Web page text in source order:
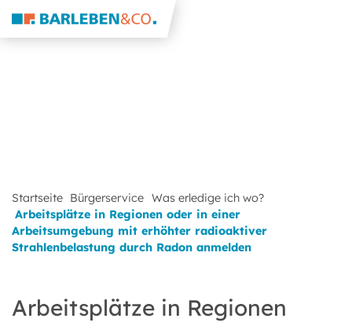
Startseite Bürgerservice Was erledige ich wo?
Arbeitsplätze in Regionen oder in einer
Arbeitsumgebung mit erhöhter radioaktiver
Strahlenbelastung durch Radon anmelden
Arbeitsplätze in Regionen